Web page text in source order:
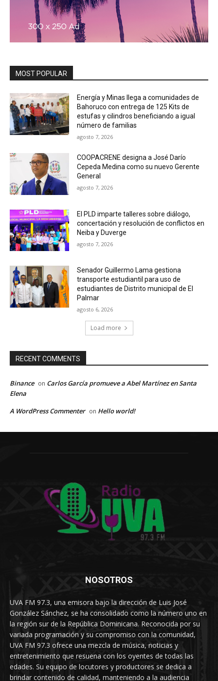
MOST POPULAR
Energía y Minas llega a comunidades de
Bahoruco con entrega de 125 Kits de
estufas y cilindros beneficiando a igual
número de familias
agosto 7, 2026
COOPACRENE designa a José Darío
Cepeda Medina como su nuevo Gerente
General
agosto 7, 2026
El PLD imparte talleres sobre diálogo,
concertación y resolución de conflictos en
Neiba y Duverge
agosto 7, 2026
Senador Guillermo Lama gestiona
transporte estudiantil para uso de
estudiantes de Distrito municipal de El
Palmar
agosto 6, 2026
Load more
RECENT COMMENTS
Binance on Carlos García promueve a Abel Martínez en Santa
Elena
A WordPress Commenter on Hello world!
NOSOTROS
UVA FM 97.3, una emisora bajo la dirección de Luis José
González Sánchez, se ha consolidado como la número uno en
la región sur de la República Dominicana. Reconocida por su
variada programación y su compromiso con la comunidad,
UVA FM 97.3 ofrece una mezcla de música, noticias y
entretenimiento que resuena con los oyentes de todas las
edades. Su equipo de locutores y productores se dedica a
brindar contenido de calidad, manteniendo a la audiencia